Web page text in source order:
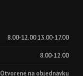
8.00-12.00 13.00-17.00
8.00-12.00
Otvorené na objednávku